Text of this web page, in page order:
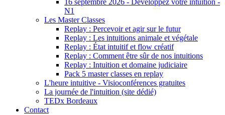
16 septembre 2026 - Développez votre intuition -
N1
Les Master Classes
Replay : Percevoir et agir sur le futur
Replay : Les intuitions animale et végétale
Replay : État intuitif et flow créatif
Replay : Comment être sûr de nos intuitions
Replay : Intuition et domaine judiciaire
Pack 5 master classes en replay
L'heure intuitive - Visioconférences gratuites
La journée de l'intuition (site dédié)
TEDx Bordeaux
Contact